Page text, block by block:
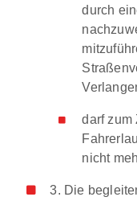
durch
darf zum
nicht
3. Die